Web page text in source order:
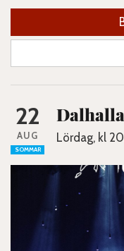
22
AUG
SOMMAR
Lördag, kl